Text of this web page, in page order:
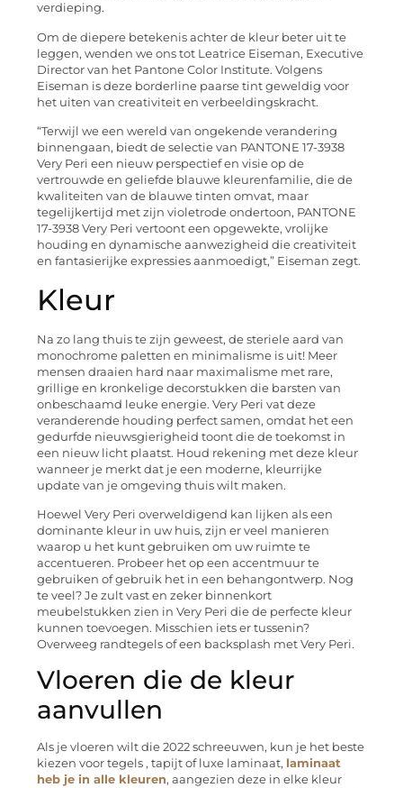
verdieping.
Om de diepere betekenis achter de kleur beter uit te
leggen, wenden we ons tot Leatrice Eiseman, Executive
Director van het Pantone Color Institute. Volgens
Eiseman is deze borderline paarse tint geweldig voor
het uiten van creativiteit en verbeeldingskracht.
“Terwijl we een wereld van ongekende verandering
binnengaan, biedt de selectie van PANTONE 17-3938
Very Peri een nieuw perspectief en visie op de
vertrouwde en geliefde blauwe kleurenfamilie, die de
kwaliteiten van de blauwe tinten omvat, maar
tegelijkertijd met zijn violetrode ondertoon, PANTONE
17-3938 Very Peri vertoont een opgewekte, vrolijke
houding en dynamische aanwezigheid die creativiteit
en fantasierijke expressies aanmoedigt,” Eiseman zegt.
Kleur
Na zo lang thuis te zijn geweest, de steriele aard van
monochrome paletten en minimalisme is uit! Meer
mensen draaien hard naar maximalisme met rare,
grillige en kronkelige decorstukken die barsten van
onbeschaamd leuke energie. Very Peri vat deze
veranderende houding perfect samen, omdat het een
gedurfde nieuwsgierigheid toont die de toekomst in
een nieuw licht plaatst. Houd rekening met deze kleur
wanneer je merkt dat je een moderne, kleurrijke
update van je omgeving thuis wilt maken.
Hoewel Very Peri overweldigend kan lijken als een
dominante kleur in uw huis, zijn er veel manieren
waarop u het kunt gebruiken om uw ruimte te
accentueren. Probeer het op een accentmuur te
gebruiken of gebruik het in een behangontwerp. Nog
te veel? Je zult vast en zeker binnenkort
meubelstukken zien in Very Peri die de perfecte kleur
kunnen toevoegen. Misschien iets er tussenin?
Overweeg randtegels of een backsplash met Very Peri.
Vloeren die de kleur
aanvullen
Als je vloeren wilt die 2022 schreeuwen, kun je het beste
kiezen voor tegels , tapijt of luxe laminaat, laminaat
heb je in alle kleuren, aangezien deze in elke kleur